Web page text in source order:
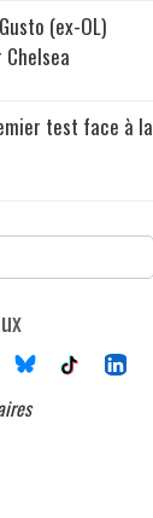
(ex-OL)
test face à la